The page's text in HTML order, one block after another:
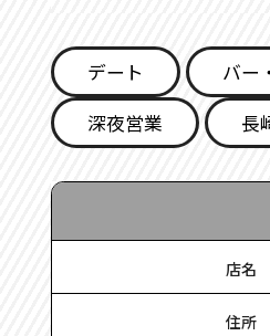
デート バー
深夜営業
長
店名
住所